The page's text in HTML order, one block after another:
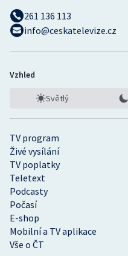
TV program
Živé vysílání
TV poplatky
Teletext
Podcasty
Počasí
E-shop
Mobilní a TV aplikace
Vše o ČT
261 136 113
info@ceskatelevize.cz
Vzhled
Světlý